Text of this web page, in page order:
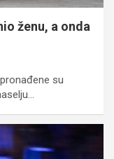
ženu, a onda
su